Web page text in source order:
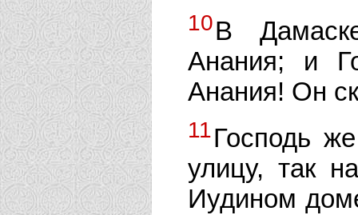
10В
Анания; и
Анания! Он
11Господь
улицу, так
Иудином